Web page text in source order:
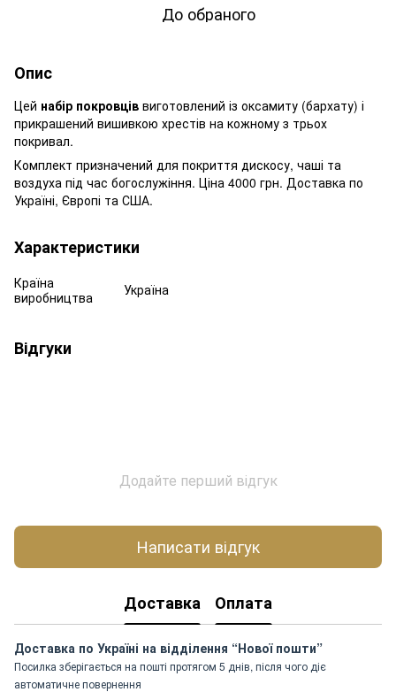
До обраного
Опис
Цей набір покровців виготовлений із оксамиту (бархату) і
прикрашений вишивкою хрестів на кожному з трьох
покривал.
Комплект призначений для покриття дискосу, чаші та
воздуха під час богослужіння. Ціна 4000 грн. Доставка по
Україні, Європі та США.
Характеристики
Країна
виробництва
Україна
Відгуки
Додайте перший відгук
Написати відгук
Доставка Оплата
Доставка по Україні на відділення “Нової пошти”
Посилка зберігається на пошті протягом 5 днів, після чого діє
автоматичне повернення